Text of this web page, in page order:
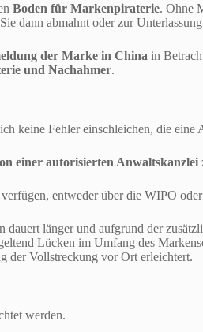
Boden für Markenpiraterie. Ohne
dann abmahnt oder zur
der Marke in China in
und Nachahmer.
keine Fehler einschleichen, die eine
einer autorisierten Anwaltskanzlei
entweder über die WIPO
länger und aufgrund der
Lücken im Umfang des
der Vollstreckung vor Ort erleichtert.
werden.